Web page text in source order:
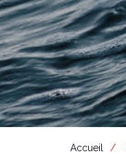
Accueil